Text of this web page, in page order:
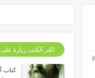
اكثر الكتب زيارة
كتاب